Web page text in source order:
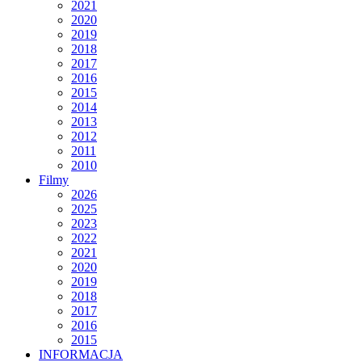
2021
2020
2019
2018
2017
2016
2015
2014
2013
2012
2011
2010
Filmy
2026
2025
2023
2022
2021
2020
2019
2018
2017
2016
2015
INFORMACJA